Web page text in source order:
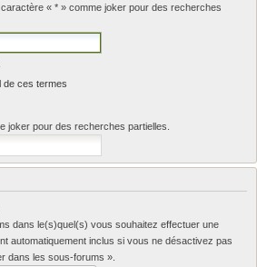
« * » comme joker pour des recherches
de ces termes
joker pour des recherches partielles.
dans le(s)quel(s) vous souhaitez effectuer une
automatiquement inclus si vous ne désactivez pas
dans les sous-forums ».